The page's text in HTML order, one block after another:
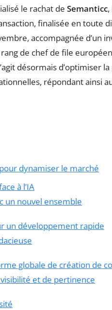
le rachat de Semanticc
finalisée en toute
accompagnée d’un
de chef de file
désormais d’optimiser
répondant ainsi
dynamiser le marché
à l’IA
un nouvel ensemble
un développement rapide
globale de création de
et de pertinence